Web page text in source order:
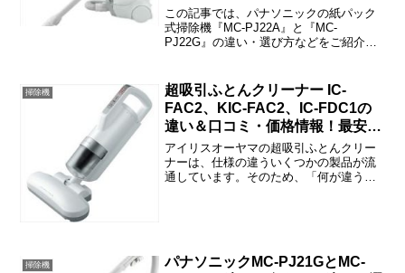
この記事では、パナソニックの紙パック
式掃除機『MC-PJ22A』と『MC-
PJ22G』の違い・選び方などをご紹介し
「付属品」「重量」の5つです。
掃除機
超吸引ふとんクリーナー IC-
FAC2、KIC-FAC2、IC-FDC1の
違い＆口コミ・価格情報！最安値
はこちら！！
アイリスオーヤマの超吸引ふとんクリー
ナーは、仕様の違ういくつかの製品が流
通しています。そのため、「何が違う
掃除機
パナソニックMC-PJ21GとMC-